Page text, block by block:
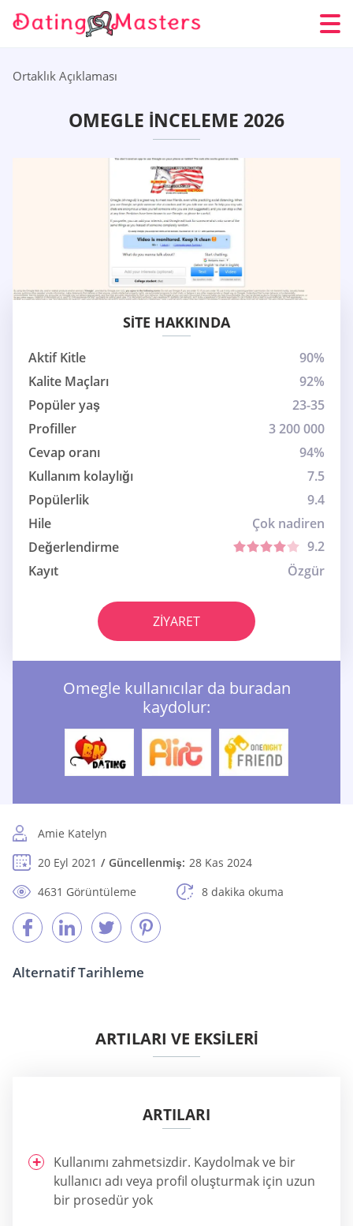
Ortaklık Açıklaması
OMEGLE İNCELEME 2026
SITE HAKKINDA
Aktif Kitle
90%
Kalite Maçları
92%
Popüler yaş
23-35
Profiller
3 200 000
Cevap oranı
94%
Kullanım kolaylığı
7.5
Popülerlik
9.4
Hile
Çok nadiren
Değerlendirme
9.2
Kayıt
Özgür
ZIYARET
Omegle kullanıcılar da buradan
kaydolur:
Amie Katelyn
20 Eyl 2021
Güncellenmiş: 28 Kas 2024
4631 Görüntüleme
8 dakika okuma
Alternatif Tarihleme
ARTILARI VE EKSİLERİ
ARTILARI
Kullanımı zahmetsizdir. Kaydolmak ve bir
kullanıcı adı veya profil oluşturmak için uzun
bir prosedür yok